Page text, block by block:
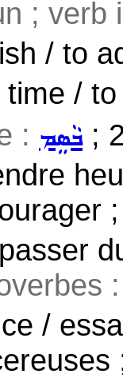
;
/ to
/
: ܒܵܣܸܡ;
/